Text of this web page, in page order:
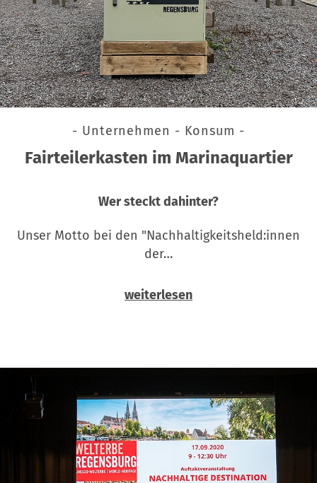
- Unternehmen - Konsum -
Fairteilerkasten im Marinaquartier
Wer steckt dahinter?
Unser Motto bei den "Nachhaltigkeitsheld:innen
der…
weiterlesen